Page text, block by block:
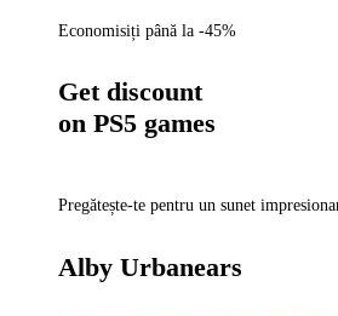
Economisiți până la -45%
Get discount
on PS5 games
Pregătește-te pentru un sunet
Alby Urbanears